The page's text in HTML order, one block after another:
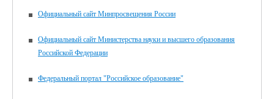
Официальный сайт Минпросвещения России
Официальный сайт Министерства науки и высшего образования
Российской Федерации
Федеральный портал "Российское образование"